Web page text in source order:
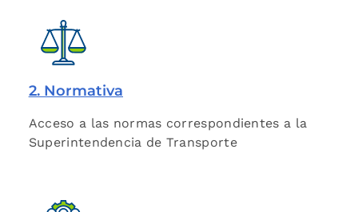
2. Normativa
Acceso a las normas correspondientes a la
Superintendencia de Transporte